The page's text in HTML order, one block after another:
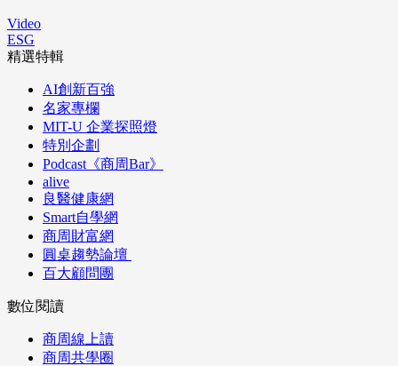
Video
ESG
精選特輯
AI創新百強
名家專欄
MIT-U 企業探照燈
特別企劃
Podcast《商周Bar》
alive
良醫健康網
Smart自學網
商周財富網
圓桌趨勢論壇
百大顧問團
數位閱讀
商周線上讀
商周共學圈